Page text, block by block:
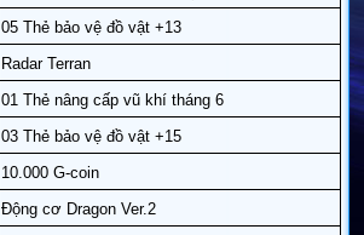
05 Thẻ bảo vệ đồ vật +13
Radar Terran
01 Thẻ nâng cấp vũ khí tháng 6
03 Thẻ bảo vệ đồ vật +15
10.000 G-coin
Động cơ Dragon Ver.2